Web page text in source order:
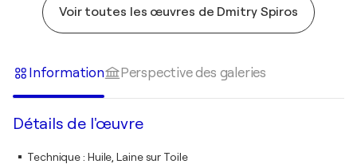
Voir toutes les œuvres de Dmitry Spiros
Information Perspective des galeries
Détails de l'œuvre
Technique: Huile, Laine sur Toile